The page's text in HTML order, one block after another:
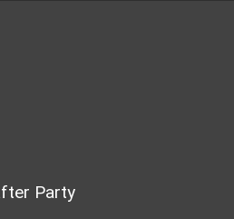
Party